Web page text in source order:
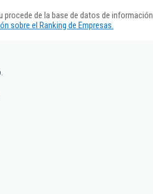
procede de la base de datos de información
sobre el Ranking de Empresas.